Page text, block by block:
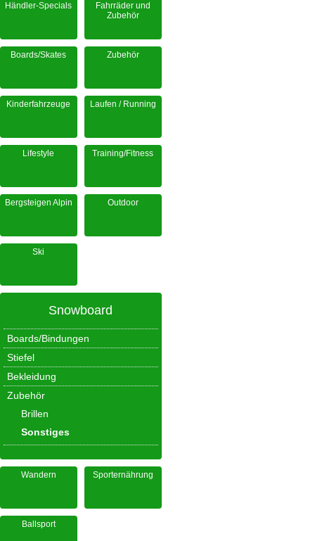
Händler-Specials
Fahrräder und
Zubehör
Boards/Skates Zubehör
Kinderfahrzeuge Laufen / Running
Lifestyle Training/Fitness
Bergsteigen Alpin Outdoor
Ski
Snowboard
Boards/Bindungen
Stiefel
Bekleidung
Zubehör
Brillen
Sonstiges
Wandern Sporternährung
Ballsport